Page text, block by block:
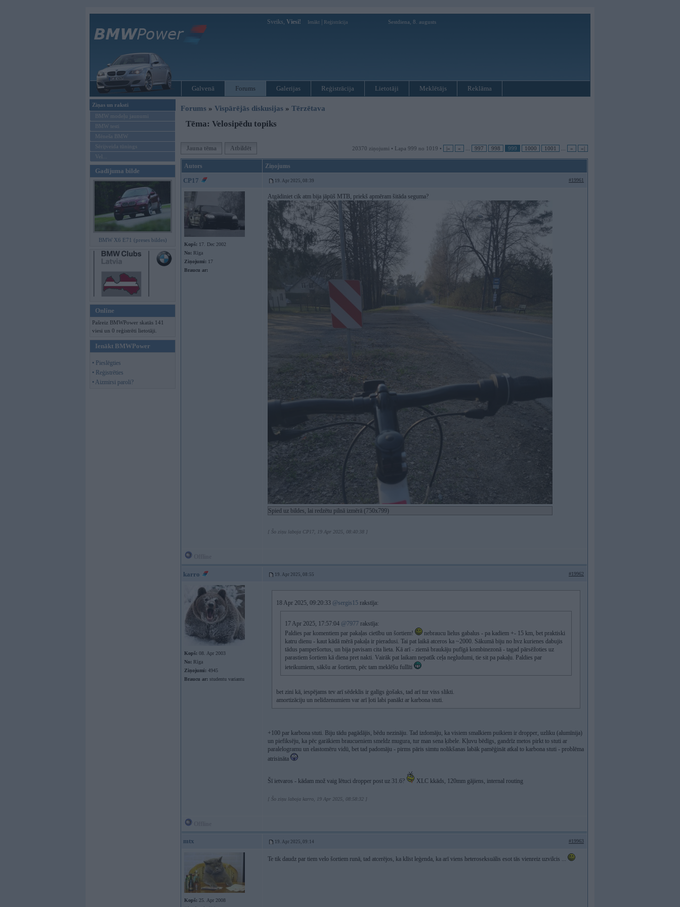
Sveiks, Viesi! Ienākt Reģistrācija Sestdiena, 8. augusts
Galvenā Forums Galerijas Reģistrācija Lietotāji Meklētājs Reklāma
Ziņas un raksti
BMW modeļu jaunumi
BMW testi
Mēneša BMW
Sērijveida tūnings
Vel...
Gadījuma bilde
BMW X6 E71 (preses bildes)
Online
Pašreiz BMWPower skatās 141
viesi un 0 reģistrēti lietotāji.
Ienākt BMWPower
• Pieslēgties
• Reģistrēties
• Aizmirsi paroli?
Forums » Vispārējās diskusijas » Tērzētava
Tēma: Velosipēdu topiks
Jauna tēma Atbildēt 20370 ziņojumi • Lapa 999 no 1019 • |« « 997 998 999 1000 1001 » »|
Autors Ziņojums
CP17 19. Apr 2025, 08:39 #19961
Kopš: 17. Dec 2002
No: Rīga
Ziņojumi: 17
Braucu ar:
Atgādiniet cik atm bija jāpūš MTB, priekš apmēram šitāda seguma?
Spied uz bildes, lai redzētu pilnā izmērā (750x799)
[ Šo ziņu laboja CP17, 19 Apr 2025, 08:40:38 ]
karro 19. Apr 2025, 08:55 #19962
Kopš: 08. Apr 2003
No: Rīga
Ziņojumi: 4945
Braucu ar: studentu variantu
18 Apr 2025, 09:20:33 @sergis15 rakstīja:
17 Apr 2025, 17:57:04 @7977 rakstīja:
Paldies par komentiem par pakaļas cietību un šortiem!
nebraucu lielus gabalus - pa kadiem +- 15 km, bet praktiski
katru dienu - kaut kādā mērā pakaļa ir pieradusi. Tai pat laikā atceros ka ~2000. Sākumā biju no hvz kurienes dabujis
tādus pamperšortus, un bija pavisam cita lieta. Kā arī - ziemā braukāju pufīgā kombinezonā - tagad pārsēžoties uz
parastiem šortiem kā diena pret nakti. Vairāk pat laikam nepatīk ceļa negludumi, tie sit pa pakaļu. Paldies par
ieteikumiem, sākšu ar šortiem, pēc tam meklēšu fullīti
bet zini kā, iespējams tev arī sēdeklis ir galīgs ģošaks, tad arī tur viss slikti.
amortizāciju un nelīdzenumiem var arī ļoti labi panākt ar karbona stuti.
+100 par karbona stuti. Biju tādu pagādājis, bēdu nezināju. Tad izdomāju, ka visiem smalkiem puikiem ir dropper, uzliku (alumīnija)
un piefiksēju, ka pēc garākiem braucueniem smeldz mugura, tur man sena ķibele. Kļuvu bēdīgs, gandrīz metos pirkt to stuti ar
paralelogramu un elastomēru vidū, bet tad padomāju - pirms pāris simtu nolikšanas labāk pamēģināt atkal to karbona stuti - problēma
atrisināta
Šī ietvaros - kādam mož vaig lētuci dropper post uz 31.6? XLC kkāds, 120mm gājiens, internal routing
[ Šo ziņu laboja karro, 19 Apr 2025, 08:58:32 ]
mtx 19. Apr 2025, 09:14 #19963
Kopš: 25. Apr 2008
Te tik daudz par tiem velo šortiem runā, tad atcerējos, ka klīst leģenda, ka arī viens heteroseksuālis esot tās vienreiz uzvilcis ...